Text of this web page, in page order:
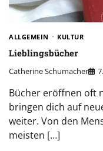
ALLGEMEIN KULTUR
Lieblingsbücher
Catherine Schumacher
Bücher eröffnen oft
bringen dich auf
weiter. Von den
meisten […]